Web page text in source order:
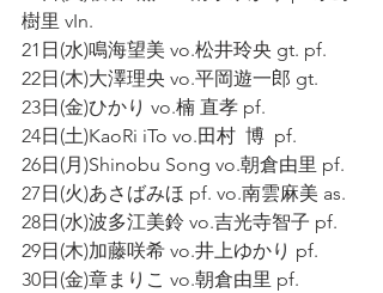
樹里 vIn.
21日(水)鳴海望美 vo.松井玲央 gt. pf.
22日(木)大澤理央 vo.平岡遊一郎 gt.
23日(金)ひかり vo.楠 直孝 pf.
24日(土)KaoRi iTo vo.田村  博  pf.
26日(月)Shinobu Song vo.朝倉由里 pf.
27日(火)あさばみほ pf. vo.南雲麻美 as.
28日(水)波多江美鈴 vo.吉光寺智子 pf.
29日(木)加藤咲希 vo.井上ゆかり pf.
30日(金)章まりこ vo.朝倉由里 pf.